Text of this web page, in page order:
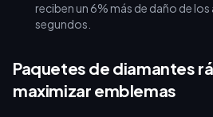
reciben un 6% más de daño de
segundos.
Paquetes de diamantes
maximizar emblemas